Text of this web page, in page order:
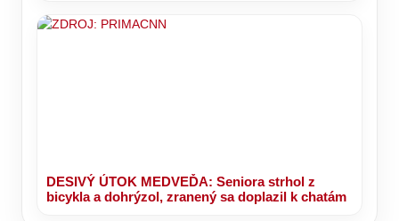
DESIVÝ ÚTOK MEDVEĎA: Seniora strhol z
bicykla a dohrýzol, zranený sa doplazil k chatám